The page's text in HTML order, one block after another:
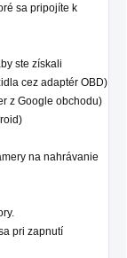
sa pripojíte k
ste získali
cez adaptér OBD)
z Google obchodu)
na nahrávanie
pri zapnutí